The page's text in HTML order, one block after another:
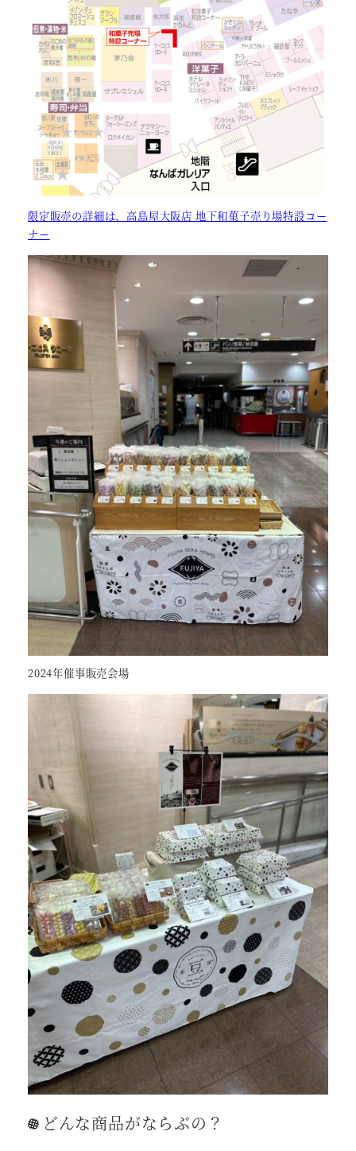
限定販売の詳細は、高島屋大阪店 地下和菓子売り場特設コー
ナー
2024年催事販売会場
どんな商品がならぶの？